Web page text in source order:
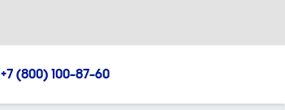
+7 (800) 100-87-60